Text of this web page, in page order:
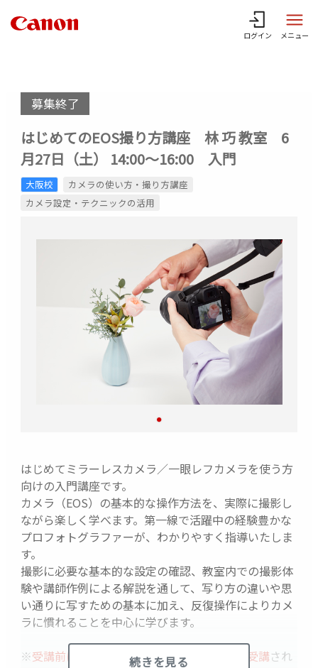
ログイン メニュー
募集終了
はじめてのEOS撮り方講座 林 巧 教室 6
月27日（土） 14:00～16:00 入門
大阪校
カメラの使い方・撮り方講座
カメラ設定・テクニックの活用
はじめてミラーレスカメラ／一眼レフカメラを使う方
向けの入門講座です。
カメラ（EOS）の基本的な操作方法を、実際に撮影し
ながら楽しく学べます。第一線で活躍中の経験豊かな
プロフォトグラファーが、わかりやすく指導いたしま
す。
撮影に必要な基本的な設定の確認、教室内での撮影体
験や講師作例による解説を通して、写り方の違いや思
い通りに写すための基本に加え、反復操作によりカメ
ラに慣れることを中心に学びます。
※受講前に「はじめてのEOS使い方講座」を受講され
続きを見る